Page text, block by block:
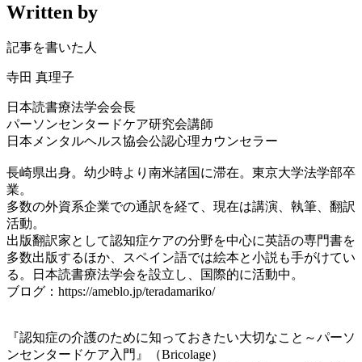
Written by
記事を書いた人
寺田 真理子
日本読書療法学会会長
パーソンセンタードケア研究会講師
日本メンタルヘルス協会公認心理カウンセラー
長崎県出身。幼少時より南米諸国に滞在。東京大学法学部卒
業。
多数の外資系企業での通訳を経て、現在は講演、執筆、翻訳
活動。
出版翻訳家として認知症ケアの分野を中心に英語の専門書を
多数出版するほか、スペイン語では絵本と小説も手がけてい
る。日本読書療法学会を設立し、国際的に活動中。
ブログ：https://ameblo.jp/teradamariko/
『認知症の介護のために知っておきたい大切なこと～パーソ
ンセンタードケア入門』（Bricolage）